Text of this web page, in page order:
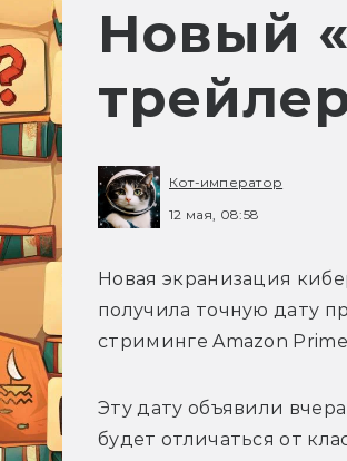
Новый
Кот-император
12 мая, 08:58
Новая экранизация
получила точную дату
стриминге Amazon
Эту дату объявили
будет отличаться от